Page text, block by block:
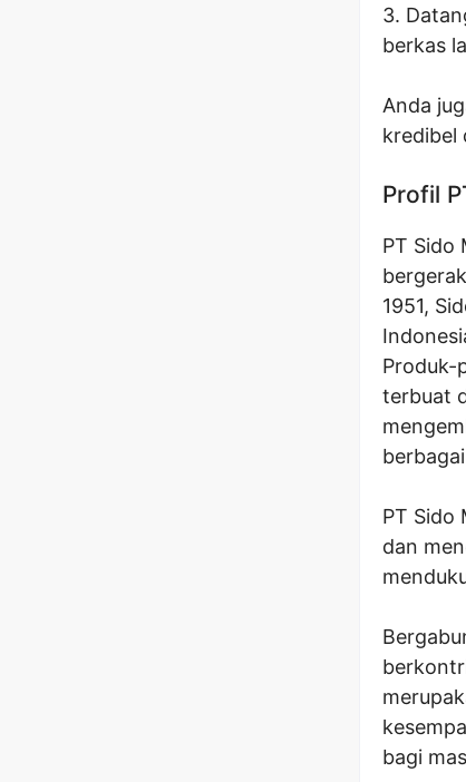
3.
berkas
Anda
kredibel
Profil
PT Sido
1951,
Produk-
terbuat
PT Sido
dan
bagi